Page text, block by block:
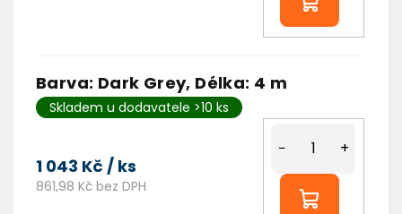
Barva: Dark Grey, Délka: 4 m
Skladem u dodavatele >10 ks
1 043 Kč / ks
861,98 Kč bez DPH
+
−